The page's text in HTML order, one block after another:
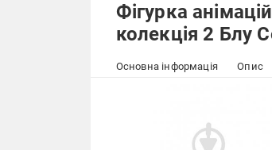
Фігурка
колекція 2 Блу
Основна інформація Опис